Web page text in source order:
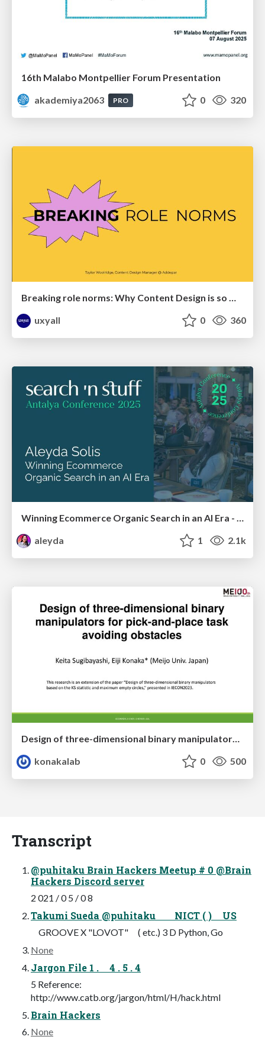
16th Malabo Montpellier Forum Presentation
akademiya2063
PRO 0 320
Breaking role norms: Why Content Design is so much more than writing copy - Taylor Woolridge
uxyall
0 360
Winning Ecommerce Organic Search in an AI Era - #searchnstuff2025
aleyda
1 2.1k
konakalab
0 500
Transcript
@puhitaku Brain Hackers Meetup # 0 @Brain
Hackers Discord server
2 021 / 0 5 / 0 8
Takumi Sueda @puhitaku NICT ( ) US
GROOVE X "LOVOT" ( etc.) 3 D Python, Go
None
Jargon File 1 . 4 . 5 . 4
5 Reference:
http://www.catb.org/jargon/html/H/hack.html
Brain Hackers
None